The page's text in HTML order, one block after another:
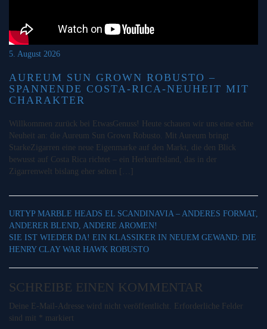
5. August 2026
AUREUM SUN GROWN ROBUSTO –
SPANNENDE COSTA-RICA-NEUHEIT MIT
CHARAKTER
Willkommen zurück bei EtwasGenuss! Heute schauen wir uns eine echte
Neuheit an: die Aureum Sun Grown Robusto. Mit Aureum bringt
StarkeZigarren eine neue Eigenmarke auf den Markt, die den Blick
bewusst auf Costa Rica richtet – ein Herkunftsland, das in der
Zigarrenwelt bislang eher selten […]
URTYP MARBLE HEADS EL SCANDINAVIA – ANDERES FORMAT,
ANDERER BLEND, ANDERE AROMEN!
SIE IST WIEDER DA! EIN KLASSIKER IN NEUEM GEWAND: DIE
HENRY CLAY WAR HAWK ROBUSTO
SCHREIBE EINEN KOMMENTAR
Deine E-Mail-Adresse wird nicht veröffentlicht.
Erforderliche Felder
sind mit * markiert